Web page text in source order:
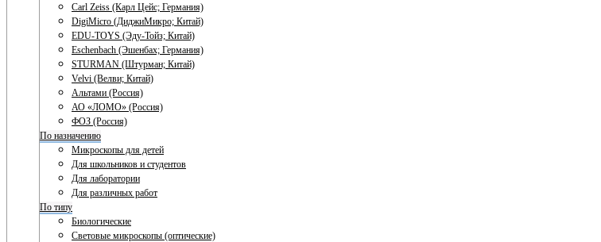
Carl Zeiss (Карл Цейс; Германия)
DigiMicro (ДиджиМикро; Китай)
EDU-TOYS (Эду-Тойз; Китай)
Eschenbach (Эшенбах; Германия)
STURMAN (Штурман; Китай)
Velvi (Велви; Китай)
Альтами (Россия)
АО «ЛОМО» (Россия)
ФОЗ (Россия)
По назначению
Микроскопы для детей
Для школьников и студентов
Для лаборатории
Для различных работ
По типу
Биологические
Световые микроскопы (оптические)